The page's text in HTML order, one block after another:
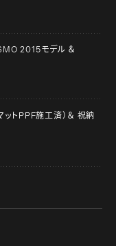
2015モデル ＆
トPPF施工済）＆ 祝納